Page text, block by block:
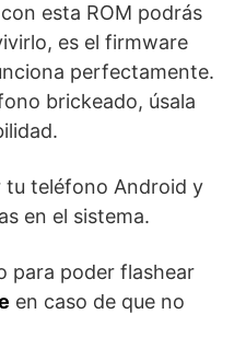
esta ROM podrás
es el firmware
perfectamente.
brickeado, úsala
tu teléfono Android y
en el sistema.
para poder flashear
en caso de que no